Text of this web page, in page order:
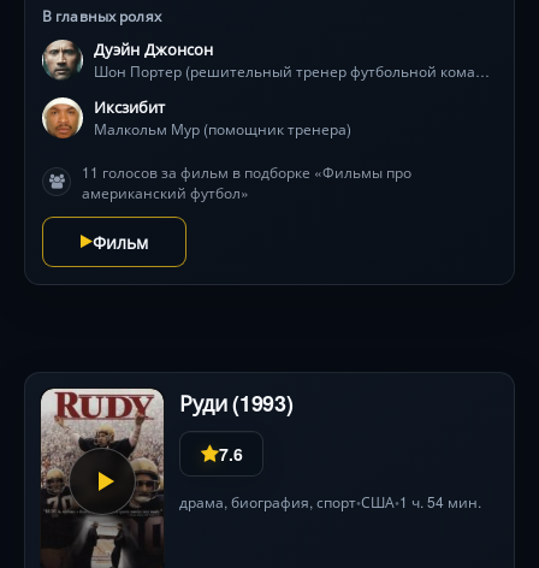
для общества, осваивают силу дисциплины и
доверия. Каждая игра — это битва не только с
соперниками, но и с собственными демонами, где
поражения учат больше побед. Напряжённые
тренировки, жёсткие столкновения на поле и
матчу, способному изменить будущее. Фильм снят в
динамичной, почти документальной манере,
подчёркивая хрупкость надежды в мире, где второй
шанс — роскошь.
В главных ролях
Дуэйн Джонсон
Иксзибит
Малкольм Мур (помощник тренера)
11 голосов за фильм в подборке «Фильмы про
американский футбол»
Фильм
Руди (1993)
7.6
драма, биография, спорт•США•1 ч. 54 мин.